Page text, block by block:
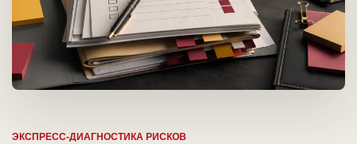
ЭКСПРЕСС-ДИАГНОСТИКА РИСКОВ